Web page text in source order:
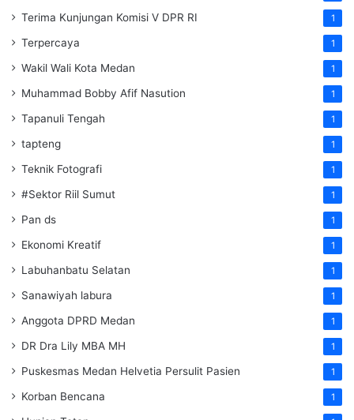
Terima Kunjungan Komisi V DPR RI 1
Terpercaya 1
Wakil Wali Kota Medan 1
Muhammad Bobby Afif Nasution 1
Tapanuli Tengah 1
tapteng 1
Teknik Fotografi 1
#Sektor Riil Sumut 1
Pan ds 1
Ekonomi Kreatif 1
Labuhanbatu Selatan 1
Sanawiyah labura 1
Anggota DPRD Medan 1
DR Dra Lily MBA MH 1
Puskesmas Medan Helvetia Persulit Pasien 1
Korban Bencana 1